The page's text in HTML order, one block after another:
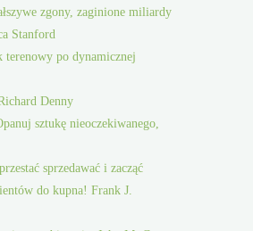
zgony, zaginione miliardy
Stanford
terenowy po dynamicznej
Denny
sztukę nieoczekiwanego,
sprzedawać i zacząć
do kupna! Frank J.